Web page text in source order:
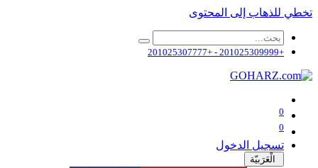
تخطي للذهاب إلى المحتوى
+201025309999 - +201025307777
0
0
تسجيل الدخول
الْعَرَبيّة